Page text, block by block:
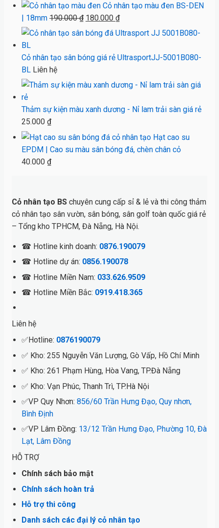
Cỏ nhân tạo màu đen BS-DEN
| 18mm 190.000₫ Giá
gốc
190.000 ₫.
180.000 ₫Giá
hiện
là:
Cỏ nhân tạo sân bóng giá rẻ UltrasportJJ-5001B080-
BL Liên hệ
Thảm sự kiện màu xanh dương - Nỉ lam trải sàn giá rẻ
25.000 ₫
Hạt cao su
EPDM | Cao su màu sân bóng đá, chèn chân cỏ
40.000 ₫
Cỏ nhân tạo BS chuyên cung cấp sỉ & lẻ và thi công thảm
cỏ nhân tạo sân vườn, sân bóng, sân golf toàn quốc giá rẻ
– Tổng kho TPHCM, Đà Nẵng, Hà Nội.
☎ Hotline kinh doanh: 0876.190079
☎ Hotline dự án: 0856.190078
☎ Hotline Miền Nam: 033.626.9509
☎ Hotline Miền Bắc: 0919.418.365
Liên hệ
✅Hotline: 0876190079
✅ Kho: 255 Nguyễn Văn Lượng, Gò Vấp, Hồ Chí Minh
✅ Kho: 261 Phạm Hùng, Hòa Vang, TP.Đà Nẵng
✅ Kho: Vạn Phúc, Thanh Trì, TP.Hà Nội
✅VP Quy Nhơn: 856/60 Trần Hưng Đạo, Quy nhơn,
Bình Định
✅VP Lâm Đồng: 13/12 Trần Hưng Đạo, Phường 10, Đà
Lạt, Lâm Đồng
HỖ TRỢ
Chính sách bảo mật
Chính sách hoàn trả
Hỗ trợ thi công
Danh sách các đại lý cỏ nhân tạo